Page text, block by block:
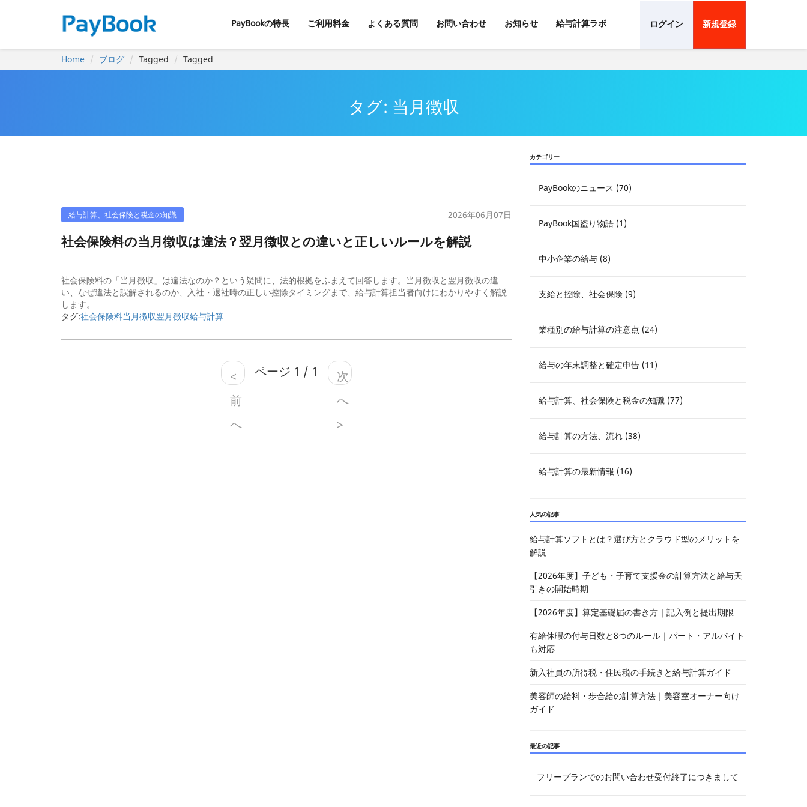
PayBookの特長 ご利用料金 よくある質問 お問い合わせ お知らせ 給与計算ラボ ログイン 新規登録
Home ブログ Tagged Tagged
タグ: 当月徴収
給与計算、社会保険と税金の知識 2026年06月07日
社会保険料の当月徴収は違法？翌月徴収との違いと正しいルールを解説
社会保険料の「当月徴収」は違法なのか？という疑問に、法的根拠をふまえて回答します。当月徴収と翌月徴収の違
い、なぜ違法と誤解されるのか、入社・退社時の正しい控除タイミングまで、給与計算担当者向けにわかりやすく解説
します。
タグ:社会保険料当月徴収翌月徴収給与計算
<
前
へ
ページ 1 / 1
次
へ
>
カテゴリー
PayBookのニュース (70)
PayBook国盗り物語 (1)
中小企業の給与 (8)
支給と控除、社会保険 (9)
業種別の給与計算の注意点 (24)
給与の年末調整と確定申告 (11)
給与計算、社会保険と税金の知識 (77)
給与計算の方法、流れ (38)
給与計算の最新情報 (16)
人気の記事
給与計算ソフトとは？選び方とクラウド型のメリットを
解説
【2026年度】子ども・子育て支援金の計算方法と給与天
引きの開始時期
【2026年度】算定基礎届の書き方｜記入例と提出期限
有給休暇の付与日数と8つのルール｜パート・アルバイト
も対応
新入社員の所得税・住民税の手続きと給与計算ガイド
美容師の給料・歩合給の計算方法｜美容室オーナー向け
ガイド
最近の記事
フリープランでのお問い合わせ受付終了につきまして